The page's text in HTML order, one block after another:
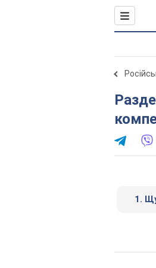
Раздел Тексты для изложений в классах
1.